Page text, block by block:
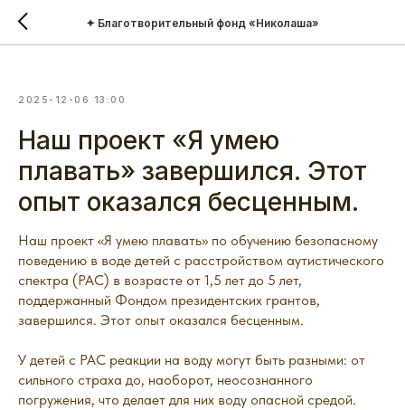
✦ Благотворительный фонд «Николаша»
2025-12-06 13:00
Наш проект «Я умею
плавать» завершился. Этот
опыт оказался бесценным.
Наш проект «Я умею плавать» по обучению безопасному
поведению в воде детей с расстройством аутистического
спектра (РАС) в возрасте от 1,5 лет до 5 лет,
поддержанный Фондом президентских грантов,
завершился. Этот опыт оказался бесценным.
У детей с РАС реакции на воду могут быть разными: от
сильного страха до, наоборот, неосознанного
погружения, что делает для них воду опасной средой.